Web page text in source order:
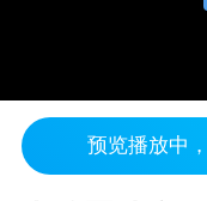
预览播放中